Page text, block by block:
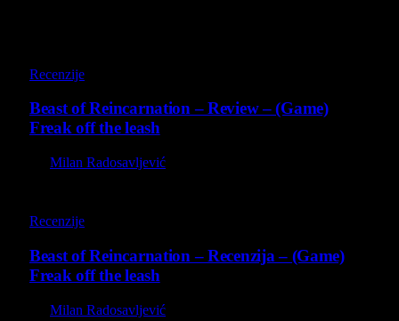
Recenzije
Beast of Reincarnation – Review – (Game)
Freak off the leash
Milan Radosavljević
Recenzije
Beast of Reincarnation – Recenzija – (Game)
Freak off the leash
Milan Radosavljević